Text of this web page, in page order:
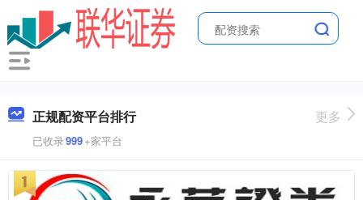
正规配资平台排行
已收录999+家平台
更多